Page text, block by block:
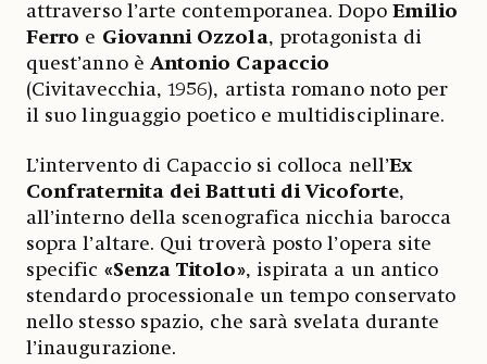
attraverso l’arte contemporanea. Dopo Emilio
Ferro e Giovanni Ozzola, protagonista di
quest’anno è Antonio Capaccio
(Civitavecchia, 1956), artista romano noto per
il suo linguaggio poetico e multidisciplinare.
L’intervento di Capaccio si colloca nell’Ex
Confraternita dei Battuti di Vicoforte,
all’interno della scenografica nicchia barocca
sopra l’altare. Qui troverà posto l’opera site
specific «Senza Titolo», ispirata a un antico
stendardo processionale un tempo conservato
nello stesso spazio, che sarà svelata durante
l’inaugurazione.